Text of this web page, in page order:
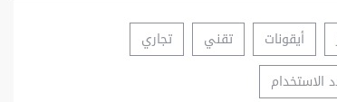
أيقونات تقني
تجاري
الاستخدام